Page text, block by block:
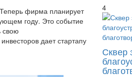
фирма планирует
году. Это событие
свою
дает стартапу
4
Сквер